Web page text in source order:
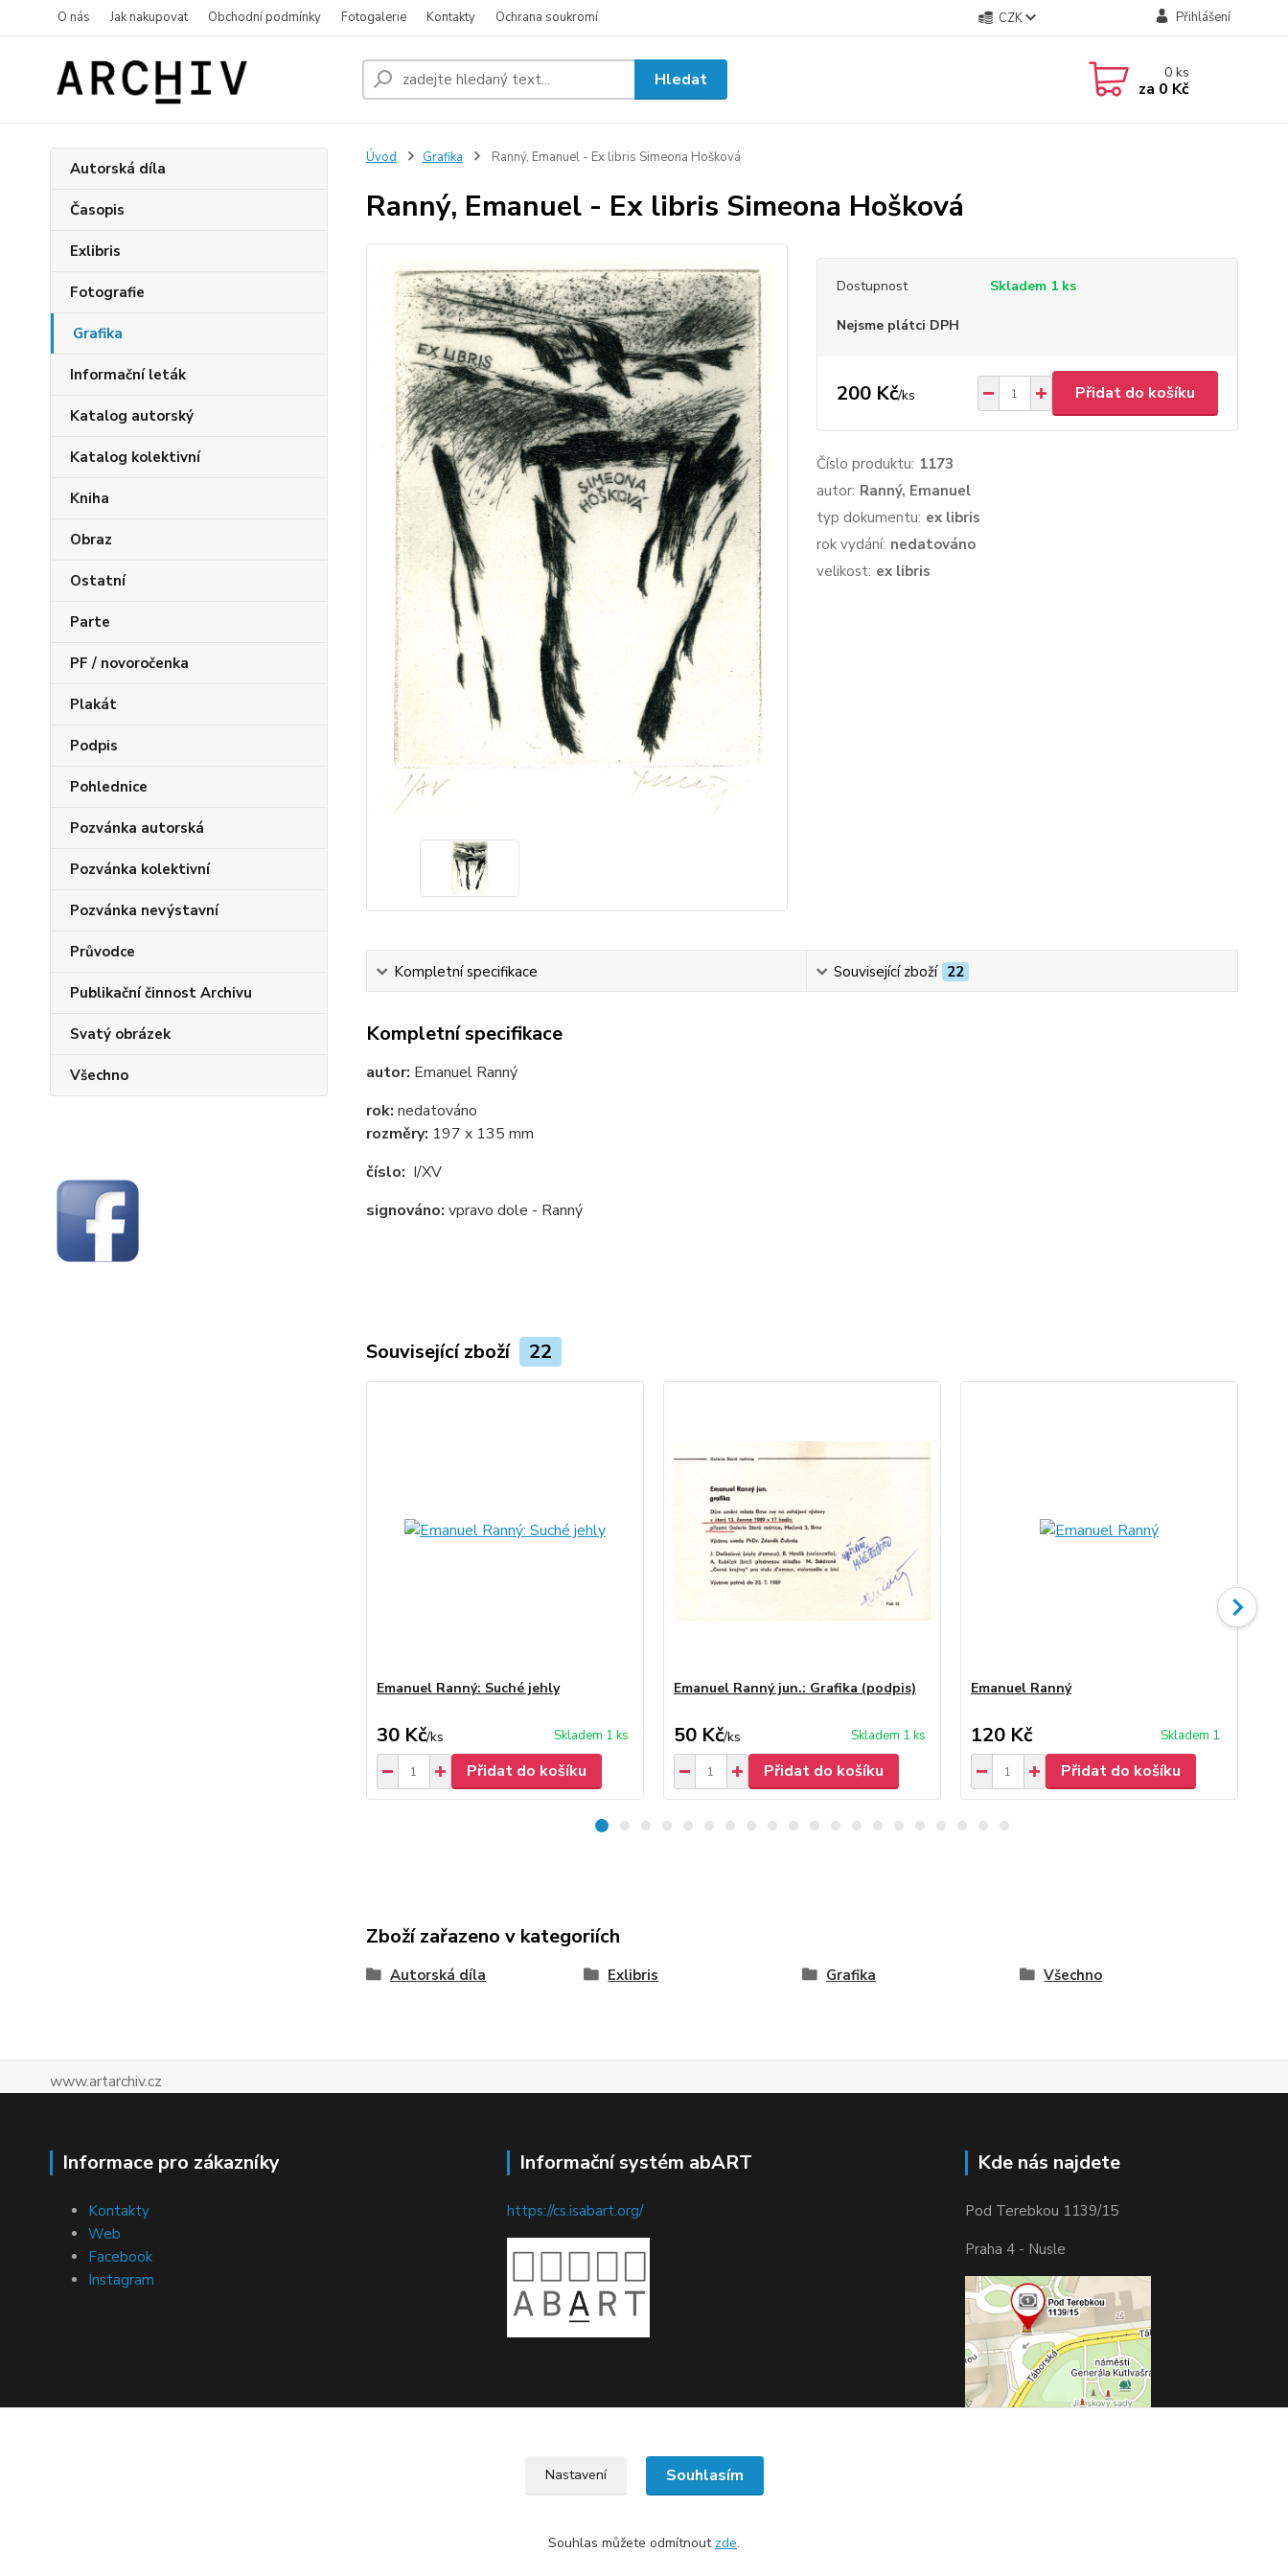
O nás Jak nakupovat Obchodní podmínky Fotogalerie Kontakty Ochrana soukromí CZK Přihlášení
Hledat 0ks
za 0 Kč
Autorská díla
Časopis
Exlibris
Fotografie
Grafika
Informační leták
Katalog autorský
Katalog kolektivní
Kniha
Obraz
Ostatní
Parte
PF / novoročenka
Plakát
Podpis
Pohlednice
Pozvánka autorská
Pozvánka kolektivní
Pozvánka nevýstavní
Průvodce
Publikační činnost Archivu
Svatý obrázek
Všechno
Úvod Grafika Ranný, Emanuel - Ex libris Simeona Hošková
Ranný, Emanuel - Ex libris Simeona Hošková
Dostupnost Skladem 1 ks
Nejsme plátci DPH
200 Kč/ks Přidat do košíku
Číslo produktu: 1173
autor: Ranný, Emanuel
typ dokumentu: ex libris
rok vydání: nedatováno
velikost: ex libris
Kompletní specifikace Související zboží 22
Kompletní specifikace
autor: Emanuel Ranný
rok: nedatováno
rozměry: 197 x 135 mm
číslo: I/XV
signováno: vpravo dole - Ranný
Související zboží 22
Emanuel Ranný: Suché jehly
30 Kč/ks Skladem 1 ks
Přidat do košíku
Emanuel Ranný jun.: Grafika (podpis)
50 Kč/ks Skladem 1 ks
Přidat do košíku
Emanuel Ranný
120 Kč Skladem 1
Přidat do košíku
Zboží zařazeno v kategoriích
Autorská díla Exlibris Grafika Všechno
www.artarchiv.cz
Informace pro zákazníky
Kontakty
Web
Facebook
Instagram
Informační systém abART
https://cs.isabart.org/
Kde nás najdete
Pod Terebkou 1139/15
Praha 4 - Nusle
Upravit sběr cookies.
Nastavení Souhlasím
Souhlas můžete odmítnout zde.